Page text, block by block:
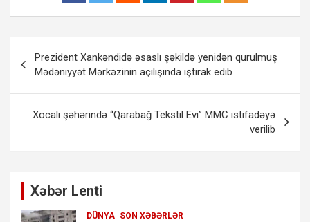
naviqasiyası
Prezident Xankəndidə əsaslı şəkildə yenidən qurulmuş
Mədəniyyət Mərkəzinin açılışında iştirak edib
Xocalı şəhərində “Qarabağ Tekstil Evi” MMC istifadəyə
verilib
Xəbər Lenti
DÜNYA SON XƏBƏRLƏR